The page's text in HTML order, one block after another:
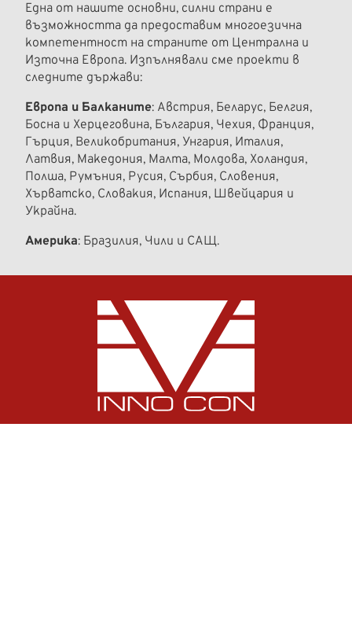
Една от нашите основни, силни страни е
възможността да предоставим многоезична
компетентност на страните от Централна и
Източна Европа. Изпълнявали сме проекти в
следните държави:
Европа и Балканите: Австрия, Беларус, Белгия,
Босна и Херцеговина, България, Чехия, Франция,
Гърция, Великобритания, Унгария, Италия,
Латвия, Македония, Малта, Молдова, Холандия,
Полша, Румъния, Русия, Сърбия, Словения,
Хърватско, Словакия, Испания, Швейцария и
Украйна.
Америка: Бразилия, Чили и САЩ.